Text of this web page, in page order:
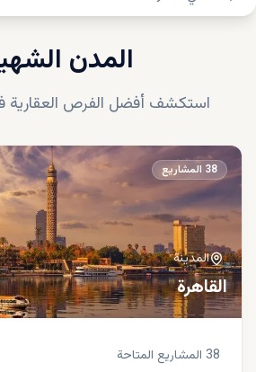
المدن
استكشف أفضل الفرص العقارية
38 المشاريع
المدينة
القاهرة
38 المشاريع المتاحة